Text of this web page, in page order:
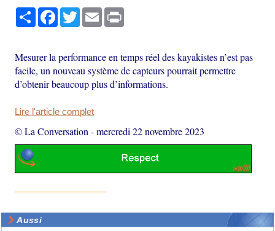
PartagerFacebook
TwitterEmail
Mesurer la performance en temps réel des kayakistes n’est pas
facile, un nouveau système de capteurs pourrait permettre
d’obtenir beaucoup plus d’informations.
Lire l'article complet
© La Conversation -mercredi 22 novembre 2023
Aussi